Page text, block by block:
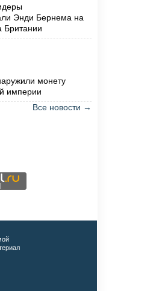
Энди Бернема на
Британии
монету
империи
Все новости →